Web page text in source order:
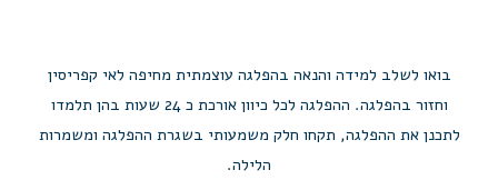
בואו לשלב למידה והנאה בהפלגה עוצמתית מחיפה לאי קפריסין
וחזור בהפלגה. ההפלגה לכל כיוון אורכת כ 24 שעות בהן תלמדו
לתכנן את ההפלגה, תקחו חלק משמעותי בשגרת ההפלגה ומשמרות
הלילה.